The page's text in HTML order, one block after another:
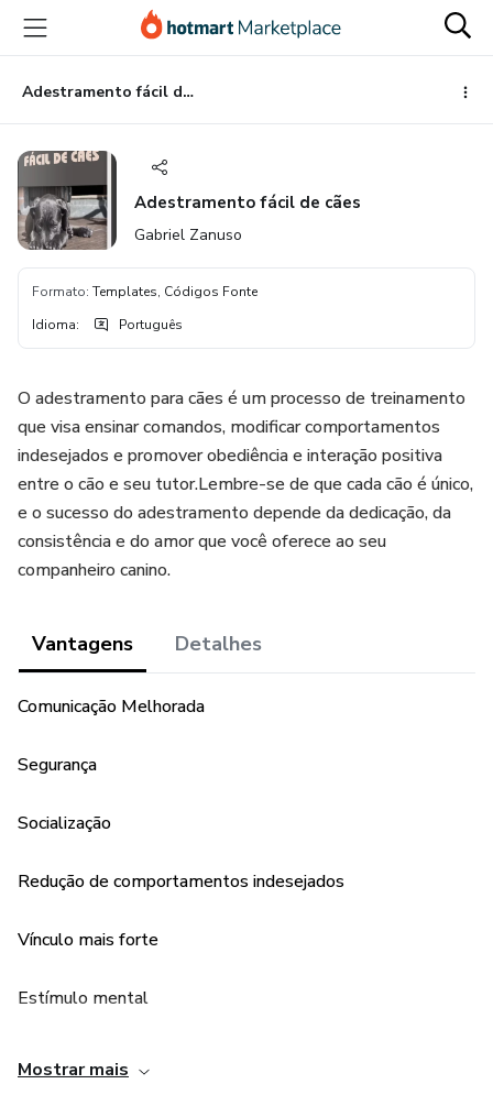
para
conteúdo
principal
para
pagamento
para
rodapé
Adestramento fácil de cães
Adestramento fácil de cães
Gabriel Zanuso
Formato: Templates, Códigos Fonte
Idioma: Português
O adestramento para cães é um processo de treinamento
que visa ensinar comandos, modificar comportamentos
indesejados e promover obediência e interação positiva
entre o cão e seu tutor.Lembre-se de que cada cão é único,
e o sucesso do adestramento depende da dedicação, da
consistência e do amor que você oferece ao seu
companheiro canino.
Vantagens Detalhes
Comunicação Melhorada
Segurança
Socialização
Redução de comportamentos indesejados
Vínculo mais forte
Estímulo mental
Mostrar mais